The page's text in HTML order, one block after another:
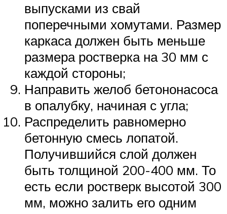
выпусками из свай
поперечными хомутами. Размер
каркаса должен быть меньше
размера ростверка на 30 мм с
каждой стороны;
Направить желоб бетононасоса
в опалубку, начиная с угла;
Распределить равномерно
бетонную смесь лопатой.
Получившийся слой должен
быть толщиной 200-400 мм. То
есть если ростверк высотой 300
мм, можно залить его одним